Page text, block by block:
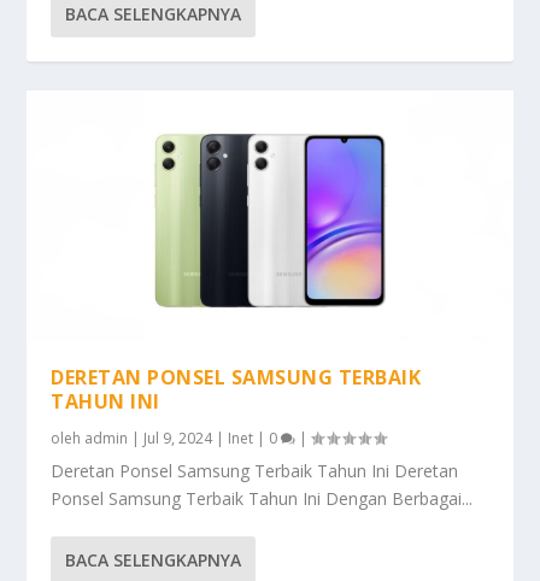
BACA SELENGKAPNYA
DERETAN PONSEL SAMSUNG TERBAIK
TAHUN INI
oleh admin | Jul 9, 2024| Inet | 0 |
Deretan Ponsel Samsung Terbaik Tahun Ini Deretan
Ponsel Samsung Terbaik Tahun Ini Dengan Berbagai...
BACA SELENGKAPNYA